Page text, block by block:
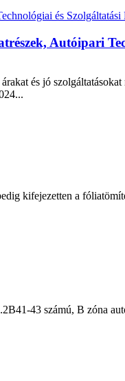
Autóipari
és jó
kifejezetten a
43 számú, B zóna